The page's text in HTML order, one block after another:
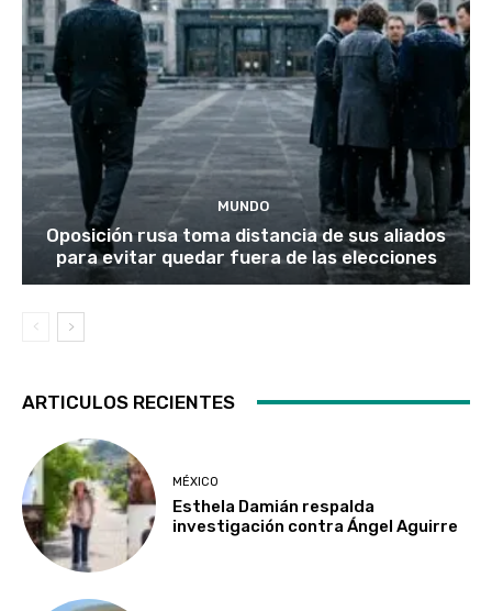
MUNDO
Oposición rusa toma distancia de sus aliados
para evitar quedar fuera de las elecciones
ARTICULOS RECIENTES
MÉXICO
Esthela Damián respalda
investigación contra Ángel Aguirre